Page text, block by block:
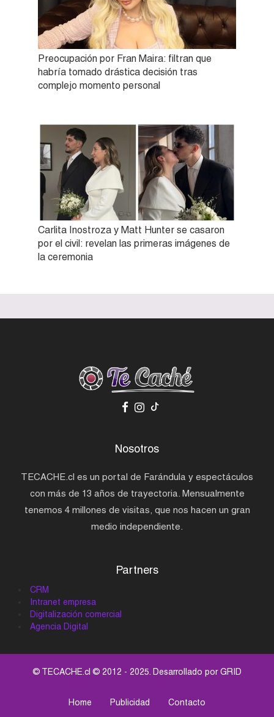
Preocupación por Fran Maira: filtran que
habría tomado drástica decisión tras
complejo momento personal
Carlita Inostroza y Matt Hunter se casaron
por el civil: revelan las primeras imágenes de
la ceremonia
Nosotros
TECACHE.cl es un portal de Farándula y espectáculos
con más de 13 años de trayectoria. Mensualmente
tenemos 4 millones de visitas, que nos hacen un gran
medio independiente.
Partners
CRM
Intranet empresa
Digitalización comercial
Agencia Digital
© TECACHE.cl © 2012 - 2025. Desarrollado porGRID
Home Publicidad Contacto